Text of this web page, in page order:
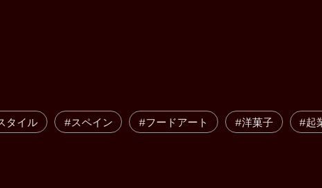
タイル #スペイン #フードアート #洋菓子 #起